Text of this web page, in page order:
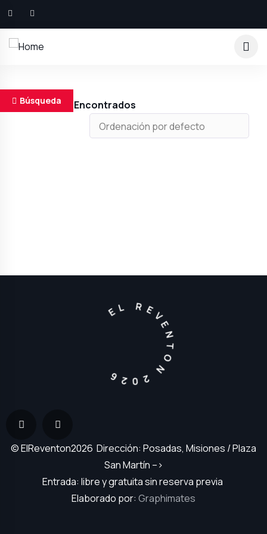
Búsqueda
Resultados Encontrados
EL REVENTON 2026
© ElReventon2026 Dirección: Posadas, Misiones / Plaza
San Martín –>
Entrada: libre y gratuita sin reserva previa
Elaborado por: Graphimates